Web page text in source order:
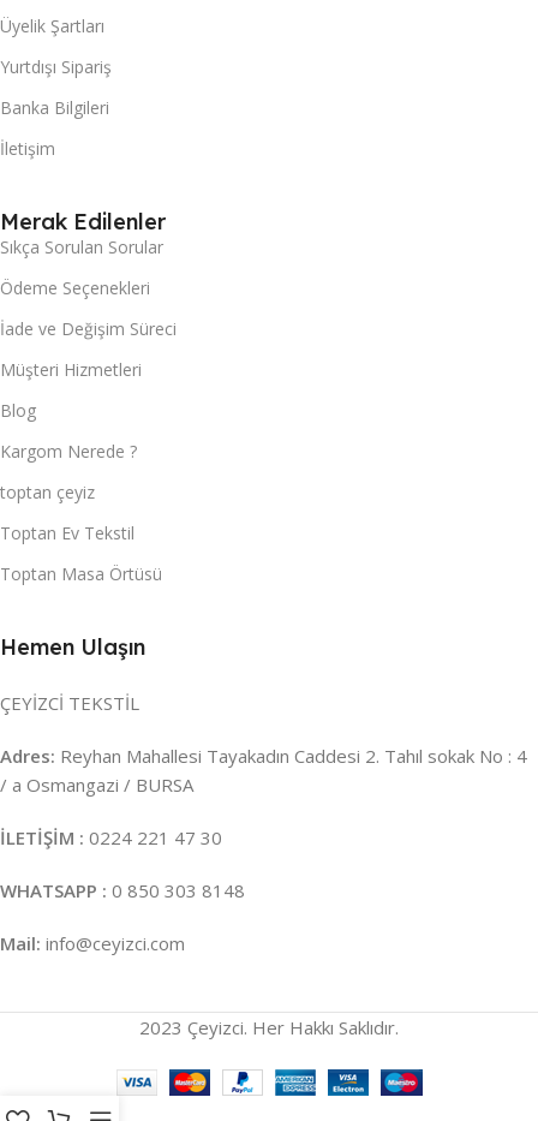
Üyelik Şartları
Yurtdışı Sipariş
Banka Bilgileri
İletişim
Merak Edilenler
Sıkça Sorulan Sorular
Ödeme Seçenekleri
İade ve Değişim Süreci
Müşteri Hizmetleri
Blog
Kargom Nerede ?
toptan çeyiz
Toptan Ev Tekstil
Toptan Masa Örtüsü
Hemen Ulaşın
ÇEYİZCİ TEKSTİL
Adres: Reyhan Mahallesi Tayakadın Caddesi 2. Tahıl sokak No : 4
/ a Osmangazi / BURSA
İLETİŞİM : 0224 221 47 30
WHATSAPP : 0 850 303 8148
Mail: info@ceyizci.com
2023 Çeyizci. Her Hakkı Saklıdır.